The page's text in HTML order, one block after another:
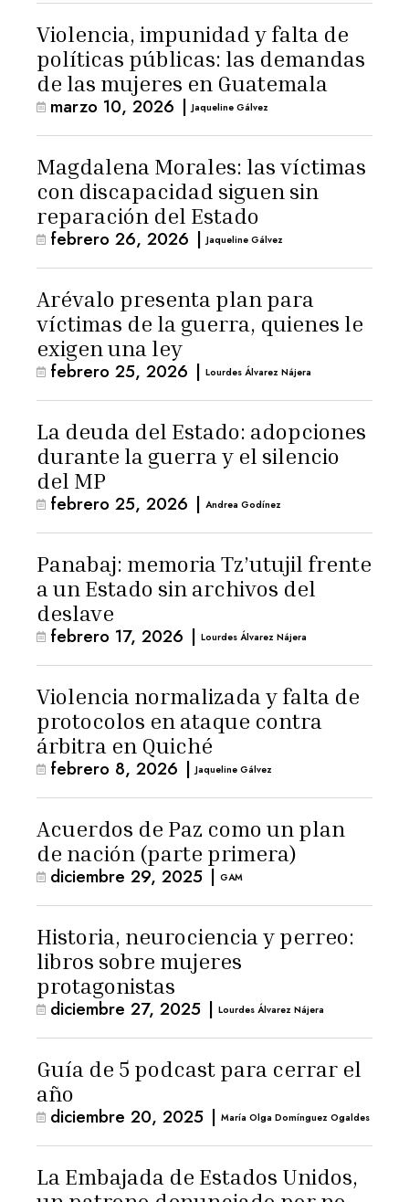
Violencia, impunidad y falta de
políticas públicas: las demandas
de las mujeres en Guatemala
marzo 10, 2026 | Jaqueline Gálvez
Magdalena Morales: las víctimas
con discapacidad siguen sin
reparación del Estado
febrero 26, 2026 | Jaqueline Gálvez
Arévalo presenta plan para
víctimas de la guerra, quienes le
exigen una ley
febrero 25, 2026 | Lourdes Álvarez Nájera
La deuda del Estado: adopciones
durante la guerra y el silencio
del MP
febrero 25, 2026 | Andrea Godínez
Panabaj: memoria Tz’utujil frente
a un Estado sin archivos del
deslave
febrero 17, 2026 | Lourdes Álvarez Nájera
Violencia normalizada y falta de
protocolos en ataque contra
árbitra en Quiché
febrero 8, 2026 | Jaqueline Gálvez
Acuerdos de Paz como un plan
de nación (parte primera)
diciembre 29, 2025 | GAM
Historia, neurociencia y perreo:
libros sobre mujeres
protagonistas
diciembre 27, 2025 | Lourdes Álvarez Nájera
Guía de 5 podcast para cerrar el
año
diciembre 20, 2025 | María Olga Domínguez Ogaldes
La Embajada de Estados Unidos,